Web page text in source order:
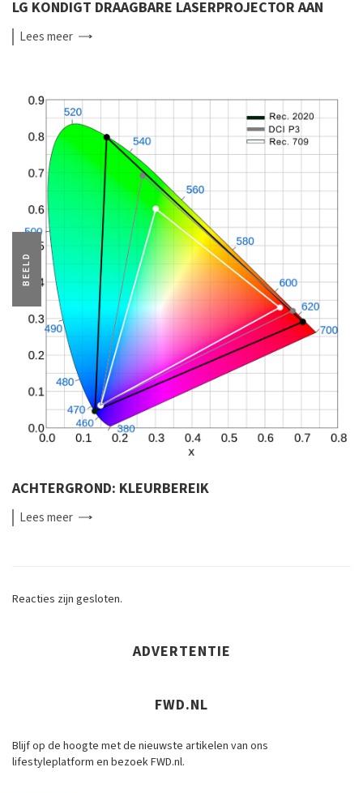
LG KONDIGT DRAAGBARE LASERPROJECTOR AAN
Leesmeer
BEELD
ACHTERGROND: KLEURBEREIK
Leesmeer
Reacties zijn gesloten.
ADVERTENTIE
FWD.NL
Blijf op de hoogte met de nieuwste artikelen van ons
lifestyleplatform en bezoek FWD.nl.